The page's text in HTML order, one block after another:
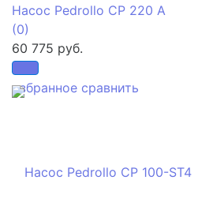
избранное сравнить
Насос Pedrollo CP 220 A
(0)
60 775 руб.